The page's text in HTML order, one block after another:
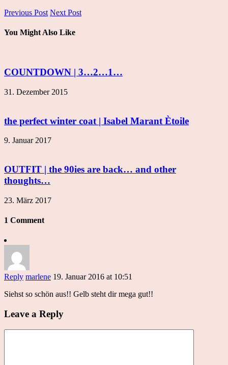
Previous Post Next Post
You Might Also Like
COUNTDOWN | 3…2…1…
31. Dezember 2015
the perfect winter coat | Isabel Marant Ètoile
9. Januar 2017
OUTFIT | the 90ies are back… and other
thoughts…
23. März 2017
1 Comment
Reply marlene 19. Januar 2016 at 10:51
Siehst so schön aus!! Gelb steht dir mega gut!!
Leave a Reply